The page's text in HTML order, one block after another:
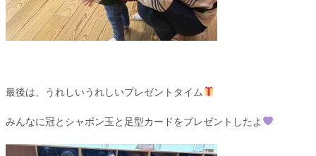
最後は、うれしいうれしいプレゼントタイム
みんなに冠とシャボン玉と足型カードをプレゼントしたよ